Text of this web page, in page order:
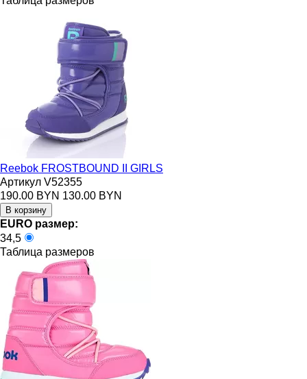
Reebok FROSTBOUND II GIRLS
Артикул V52355
190.00 BYN 130.00 BYN
EURO размер:
34,5
Таблица размеров